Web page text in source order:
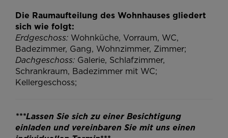
Die Raumaufteilung des Wohnhauses gliedert
sich wie folgt:
Erdgeschoss: Wohnküche, Vorraum, WC,
Badezimmer, Gang, Wohnzimmer, Zimmer;
Dachgeschoss: Galerie, Schlafzimmer,
Schrankraum, Badezimmer mit WC;
Kellergeschoss;
***Lassen Sie sich zu einer Besichtigung
einladen und vereinbaren Sie mit uns einen